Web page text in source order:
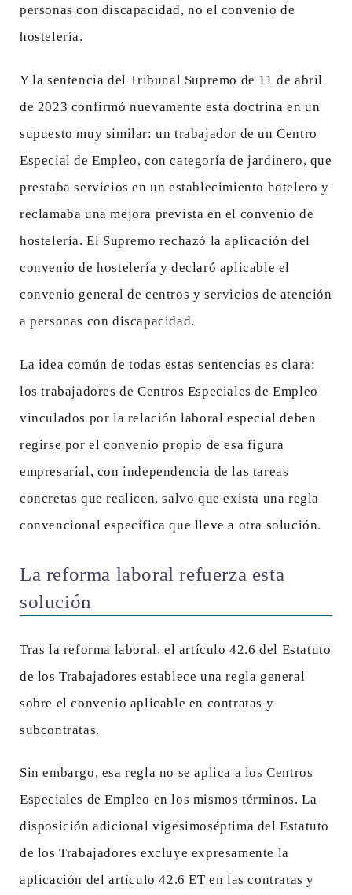
personas con discapacidad, no el convenio de
hostelería.
Y la sentencia del Tribunal Supremo de 11 de abril
de 2023 confirmó nuevamente esta doctrina en un
supuesto muy similar: un trabajador de un Centro
Especial de Empleo, con categoría de jardinero, que
prestaba servicios en un establecimiento hotelero y
reclamaba una mejora prevista en el convenio de
hostelería. El Supremo rechazó la aplicación del
convenio de hostelería y declaró aplicable el
convenio general de centros y servicios de atención
a personas con discapacidad.
La idea común de todas estas sentencias es clara:
los trabajadores de Centros Especiales de Empleo
vinculados por la relación laboral especial deben
regirse por el convenio propio de esa figura
empresarial, con independencia de las tareas
concretas que realicen, salvo que exista una regla
convencional específica que lleve a otra solución.
La reforma laboral refuerza esta
solución
Tras la reforma laboral, el artículo 42.6 del Estatuto
de los Trabajadores establece una regla general
sobre el convenio aplicable en contratas y
subcontratas.
Sin embargo, esa regla no se aplica a los Centros
Especiales de Empleo en los mismos términos. La
disposición adicional vigesimoséptima del Estatuto
de los Trabajadores excluye expresamente la
aplicación del artículo 42.6 ET en las contratas y